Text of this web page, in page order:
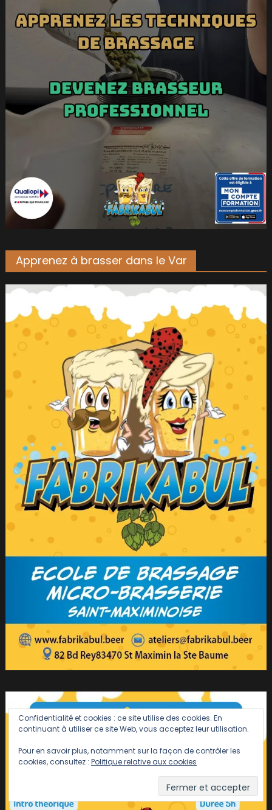
Apprenez à brasser dans le Var
Confidentialité et cookies : ce site utilise des cookies. En
continuant à utiliser ce site Web, vous acceptez leur utilisation.
Pour en savoir plus, notamment sur la façon de contrôler les
cookies, consultez : Politique relative aux cookies